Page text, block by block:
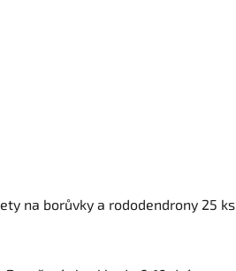
na borůvky a rododendrony 25 ks